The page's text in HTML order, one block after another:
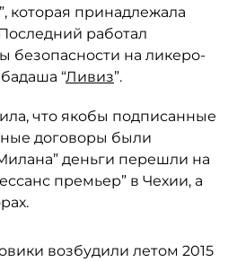
которая принадлежала
работал
безопасности на ликеро-
“Ливиз”.
что якобы подписанные
договоры были
деньги перешли на
премьер” в Чехии, а
возбудили летом 2015